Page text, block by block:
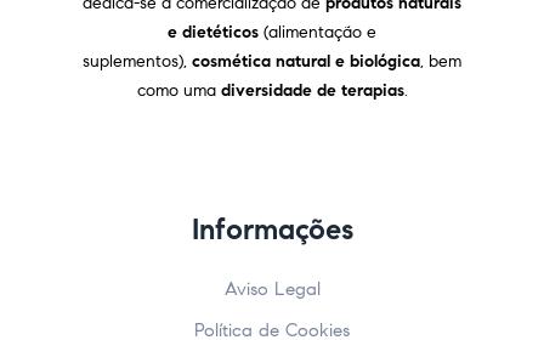
e dietéticos (alimentação e
suplementos), cosmética natural e biológica, bem
como uma diversidade de terapias.
Informações
Aviso Legal
Política de Cookies